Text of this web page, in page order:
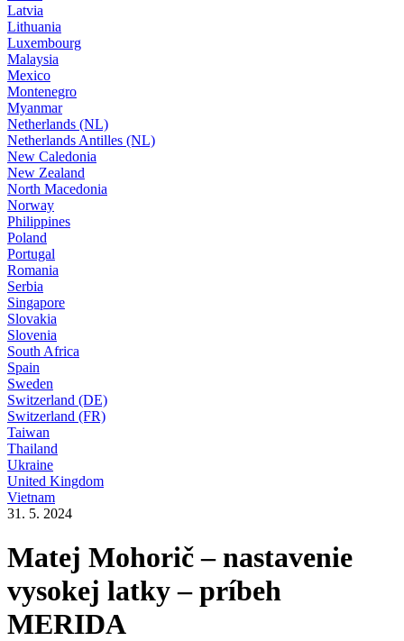
Latvia
Lithuania
Luxembourg
Malaysia
Mexico
Montenegro
Myanmar
Netherlands (NL)
Netherlands Antilles (NL)
New Caledonia
New Zealand
North Macedonia
Norway
Philippines
Poland
Portugal
Romania
Serbia
Singapore
Slovakia
Slovenia
South Africa
Spain
Sweden
Switzerland (DE)
Switzerland (FR)
Taiwan
Thailand
Ukraine
United Kingdom
Vietnam
31. 5. 2024
Matej Mohorič – nastavenie
vysokej latky – príbeh
MERIDA